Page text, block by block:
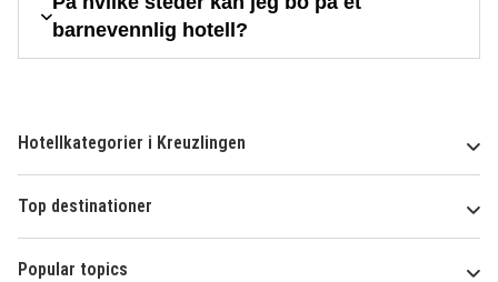
barnevennlig hotell?
Hotellkategorier i Kreuzlingen
Top destinationer
Popular topics